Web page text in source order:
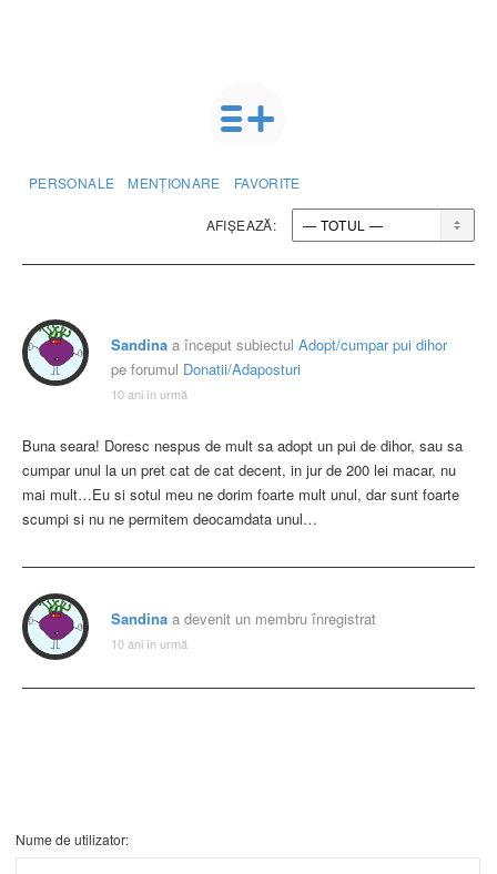
PERSONALE MENȚIONARE FAVORITE
AFIȘEAZĂ:
Sandina a început subiectul Adopt/cumpar pui dihor
pe ​​forumul Donatii/Adaposturi
10 ani în urmă
Buna seara! Doresc nespus de mult sa adopt un pui de dihor, sau sa
cumpar unul la un pret cat de cat decent, in jur de 200 lei macar, nu
mai mult…Eu si sotul meu ne dorim foarte mult unul, dar sunt foarte
scumpi si nu ne permitem deocamdata unul…
Sandina a devenit un membru înregistrat
10 ani în urmă
Nume de utilizator: